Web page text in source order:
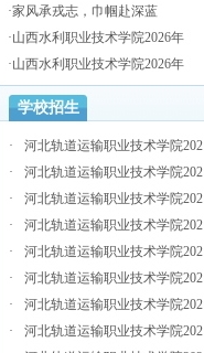
·家风承戎志，巾帼赴深蓝
·山西水利职业技术学院2026年
·山西水利职业技术学院2026年
学校招生
·
河北轨道运输职业技术学院202
·
河北轨道运输职业技术学院202
·
河北轨道运输职业技术学院202
·
河北轨道运输职业技术学院202
·
河北轨道运输职业技术学院202
·
河北轨道运输职业技术学院202
·
河北轨道运输职业技术学院202
·
河北轨道运输职业技术学院202